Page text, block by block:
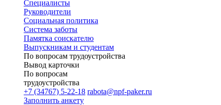
Специалисты
Руководители
Cоциальная политика
Система заботы
Памятка соискателю
Выпускникам и студентам
По вопросам трудоустройства
Вывод карточки
По вопросам
трудоустройства
+7 (34767) 5-22-18 rabota@npf-paker.ru
Заполнить анкету